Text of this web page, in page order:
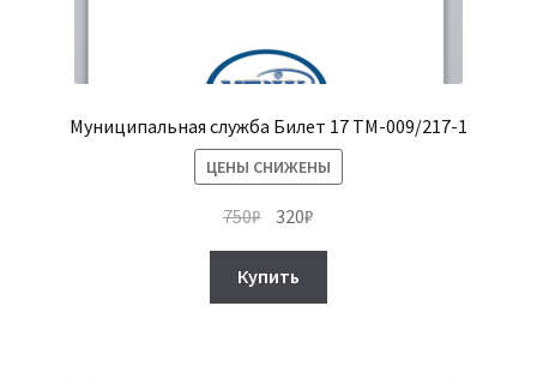
Муниципальная служба Билет 17 ТМ-009/217-1
ЦЕНЫ СНИЖЕНЫ
750₽ Первоначальная
составляла
750₽.
320₽
Купить